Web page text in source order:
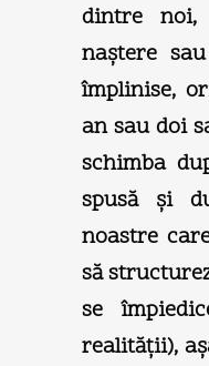
dintre
naştere
împlinise,
an sau doi
schimba
spusă şi
noastre
să
se
realităţii),